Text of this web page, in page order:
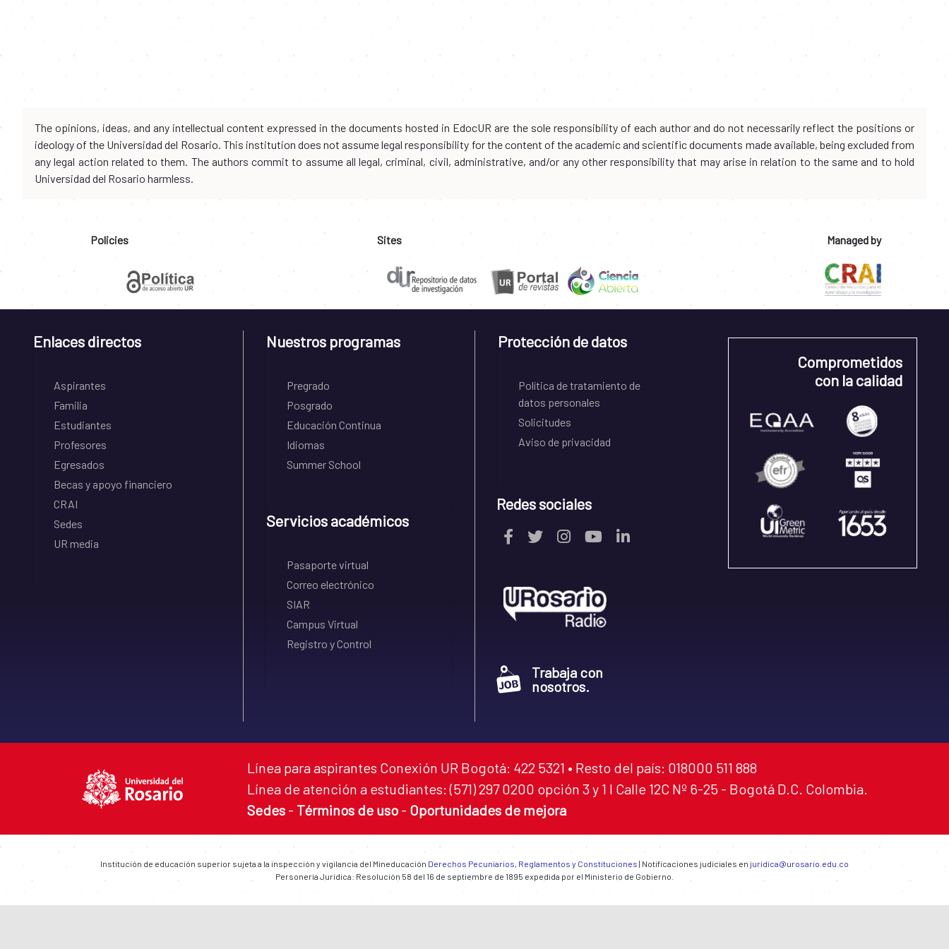
The opinions, ideas, and any intellectual content expressed in the documents hosted in EdocUR are the sole responsibility of each author and do not necessarily reflect the positions or
ideology of the Universidad del Rosario. This institution does not assume legal responsibility for the content of the academic and scientific documents made available, being excluded from
any legal action related to them. The authors commit to assume all legal, criminal, civil, administrative, and/or any other responsibility that may arise in relation to the same and to hold
Universidad del Rosario harmless.
Policies Sites Managed by
Enlaces directos
Aspirantes
Familia
Estudiantes
Profesores
Egresados
Becas y apoyo financiero
CRAI
Sedes
UR media
Nuestros programas
Pregrado
Posgrado
Educación Continua
Idiomas
Summer School
Servicios académicos
Pasaporte virtual
Correo electrónico
SIAR
Campus Virtual
Registro y Control
Protección de datos
Política de tratamiento de
datos personales
Solicitudes
Aviso de privacidad
Redes sociales
Trabaja con
nosotros.
Comprometidos
con la calidad
Línea para aspirantes Conexión UR Bogotá: 422 5321 • Resto del país: 018000 511 888
Línea de atención a estudiantes: (571) 297 0200 opción 3 y 1 I Calle 12C Nº 6-25 - Bogotá D.C. Colombia.
Sedes - Términos de uso - Oportunidades de mejora
Institución de educación superior sujeta a la inspección y vigilancia del Mineducación Derechos Pecuniarios, Reglamentos y Constituciones | Notificaciones judiciales en juridica@urosario.edu.co
Personería Jurídica: Resolución 58 del 16 de septiembre de 1895 expedida por el Ministerio de Gobierno.